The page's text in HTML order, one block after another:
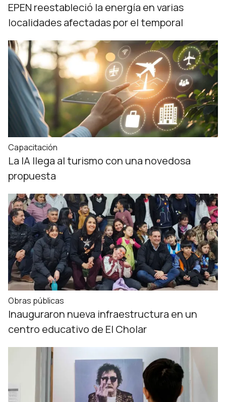
EPEN reestableció la energía en varias
localidades afectadas por el temporal
Capacitación
La IA llega al turismo con una novedosa
propuesta
Obras públicas
Inauguraron nueva infraestructura en un
centro educativo de El Cholar